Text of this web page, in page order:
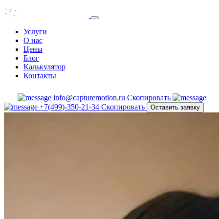
Услуги
О нас
Цены
Блог
Калькулятор
Контакты
info@capturemotion.ru Скопировать
+7(499)-350-21-34 Скопировать Оставить заявку